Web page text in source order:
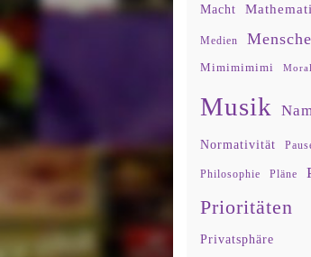
Macht
Medien
Mimimimimi Moral
Musik
Normativität
Philosophie Pläne
Prioritäten
Privatsphäre